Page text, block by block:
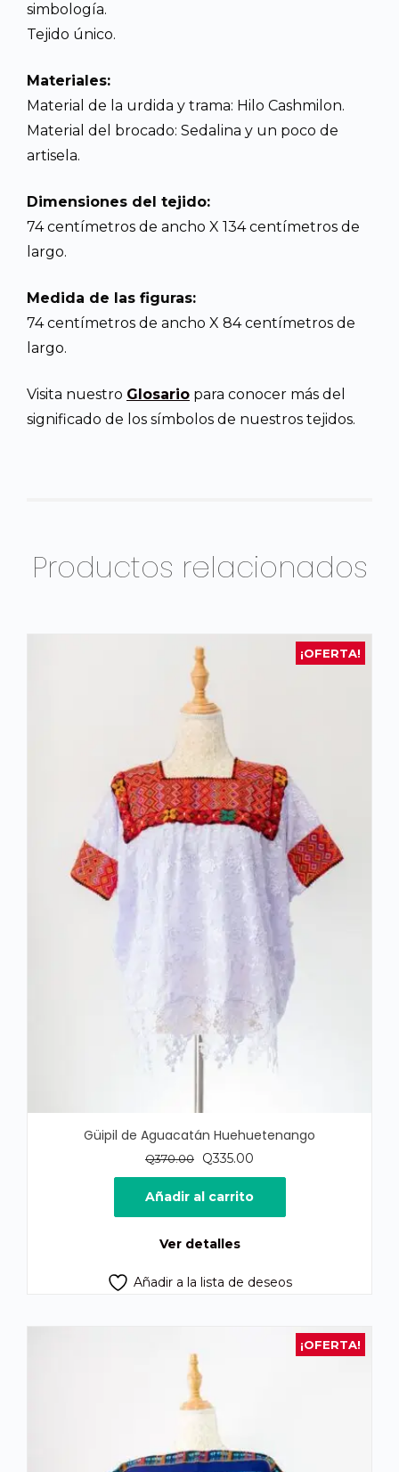
simbología.
Tejido único.
Materiales:
Material de la urdida y trama: Hilo Cashmilon.
Material del brocado: Sedalina y un poco de
artisela.
Dimensiones del tejido:
74 centímetros de ancho X 134 centímetros de
largo.
Medida de las figuras:
74 centímetros de ancho X 84 centímetros de
largo.
Visita nuestro Glosario para conocer más del
significado de los símbolos de nuestros tejidos.
Productos relacionados
¡OFERTA!
Güipil de Aguacatán Huehuetenango
Q370.00
El
precio
original
era:
Q335.00
precio
actual
es:
Añadir al carrito
Ver detalles
Añadir a la lista de deseos
¡OFERTA!